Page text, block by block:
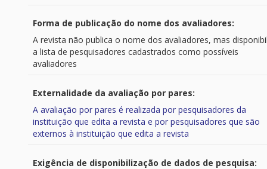
Forma de publicação do nome dos avaliadores:
A revista não publica o nome dos avaliadores, mas
a lista de pesquisadores cadastrados como possíveis
avaliadores
Externalidade da avaliação por pares:
A avaliação por pares é realizada por pesquisadores da
instituição que edita a revista e por pesquisadores que são
externos à instituição que edita a revista
Exigência de disponibilização de dados de pesquisa: